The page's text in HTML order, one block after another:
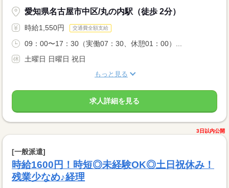
愛知県名古屋市中区/丸の内駅（徒歩 2分）
時給1,550円 交通費全額支給
09：00〜17：30（実働07：30、休憩01：00）...
土曜日 日曜日 祝日
もっと見る
求人詳細を見る
3日以内公開
[一般派遣]
時給1600円！時短◎未経験OK◎土日祝休み！
残業少なめ♪経理